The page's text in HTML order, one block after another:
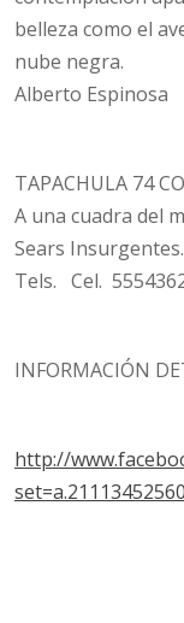
belleza como el
nube negra.
Alberto Espinosa
TAPACHULA 74
A una cuadra del
Sears Insurgentes.
Tels. Cel.
INFORMACIÓN
http://